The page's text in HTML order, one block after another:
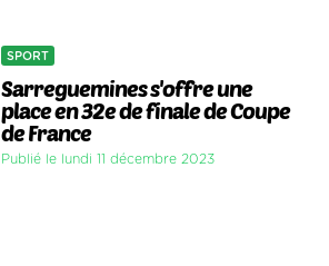
SPORT
Sarreguemines s'offre une
place en 32e de finale de Coupe
de France
Publié le lundi 11 décembre 2023